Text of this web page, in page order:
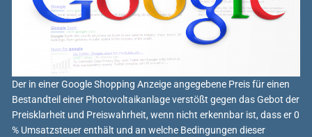
Der in einer Google Shopping Anzeige angegebene Preis für einen
Bestandteil einer Photovoltaikanlage verstößt gegen das Gebot der
Preisklarheit und Preiswahrheit, wenn nicht erkennbar ist, dass er 0
% Umsatzsteuer enthält und an welche Bedingungen dieser